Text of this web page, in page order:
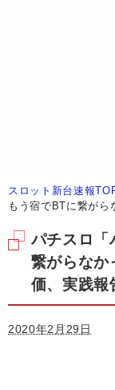
スロット新台速報
もう宿でBTに繋がら
パチスロ「
繋がらなか
価、実践報
2020年2月29日